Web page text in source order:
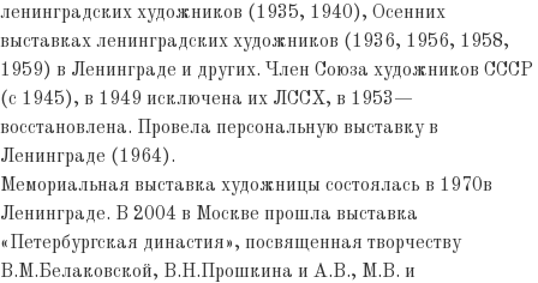
ленинградских художников (1935, 1940), Осенних
выставках ленинградских художников (1936, 1956, 1958,
1959) в Ленинграде и других. Член Союза художников СССР
(с 1945), в 1949 исключена их ЛССХ, в 1953—
восстановлена. Провела персональную выставку в
Ленинграде (1964).
Мемориальная выставка художницы состоялась в 1970в
Ленинграде. В 2004 в Москве прошла выставка
«Петербургская династия», посвященная творчеству
В.М.Белаковской, В.Н.Прошкина и А.В., М.В. и